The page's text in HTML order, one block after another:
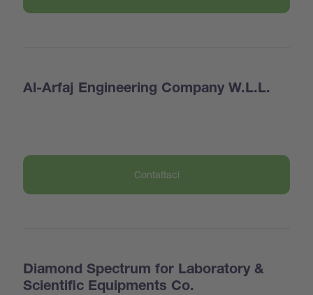
Al-Arfaj Engineering Company W.L.L.
Contattaci
Diamond Spectrum for Laboratory &
Scientific Equipments Co.